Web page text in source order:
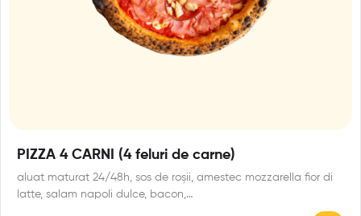
PIZZA 4 CARNI (4 feluri de carne)
aluat maturat 24/48h, sos de roșii, amestec mozzarella fior di
latte, salam napoli dulce, bacon,…